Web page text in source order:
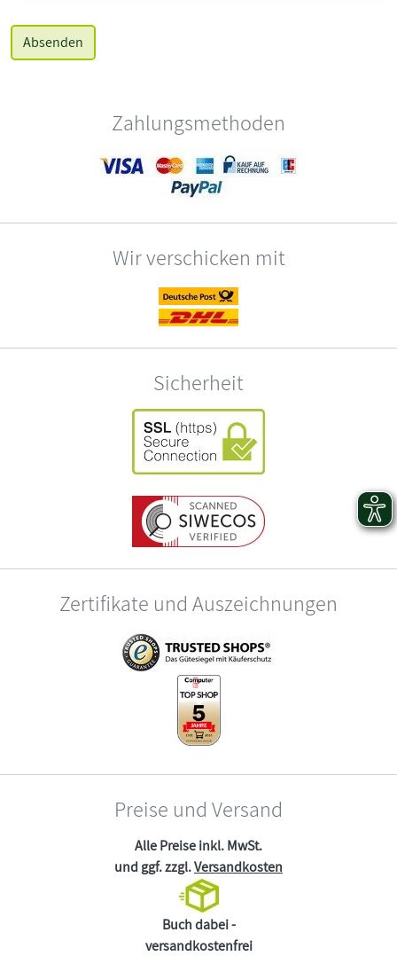
Zahlungsmethoden
Wir verschicken mit
Sicherheit
Zertifikate und Auszeichnungen
Preise und Versand
Alle Preise inkl. MwSt.
und ggf. zzgl.Versandkosten
Buch dabei -
versandkostenfrei